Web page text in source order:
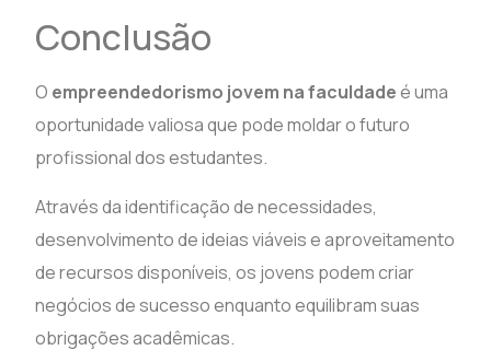
Conclusão
O empreendedorismo jovem na faculdadeé uma
oportunidade valiosa que pode moldar o futuro
profissional dos estudantes.
Através da identificação de necessidades,
desenvolvimento de ideias viáveis e aproveitamento
de recursos disponíveis, os jovens podem criar
negócios de sucesso enquanto equilibram suas
obrigações acadêmicas.